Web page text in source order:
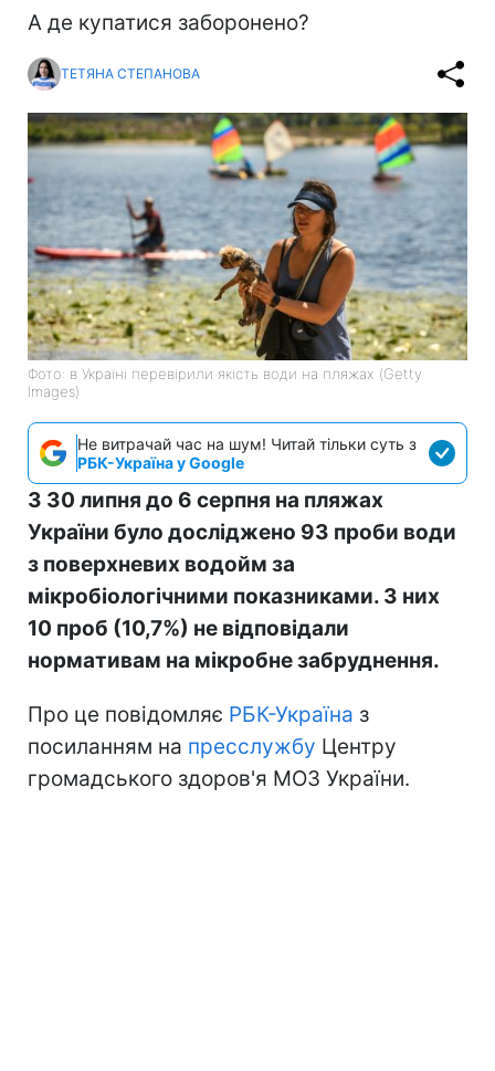
А де купатися заборонено?
ТЕТЯНА СТЕПАНОВА
Фото: в Україні перевірили якість води на пляжах (Getty
Images)
Не витрачай час на шум! Читай тільки суть з
РБК-Україна у Google
З 30 липня до 6 серпня на пляжах
України було досліджено 93 проби води
з поверхневих водойм за
мікробіологічними показниками. З них
10 проб (10,7%) не відповідали
нормативам на мікробне забруднення.
Про це повідомляє РБК-Україна з
посиланням на пресслужбу Центру
громадського здоров'я МОЗ України.